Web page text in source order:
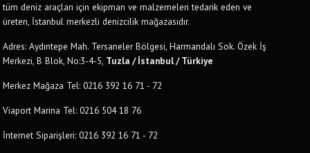
tüm deniz araçları için ekipman ve malzemeleri tedarik eden ve
üreten, İstanbul merkezli denizcilik mağazasıdır.
Adres: Aydıntepe Mah. Tersaneler Bölgesi, Harmandalı Sok. Özek İş
Merkezi, B Blok, No:3-4-5, Tuzla / İstanbul / Türkiye
Merkez Mağaza Tel: 0216 392 16 71 - 72
Viaport Marina Tel: 0216 504 18 76
İnternet Siparişleri: 0216 392 16 71 - 72